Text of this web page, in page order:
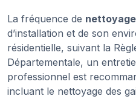
La fréquence de
d’installation et de son
résidentielle, suivant la
Départementale, un
professionnel est
incluant le nettoyage des